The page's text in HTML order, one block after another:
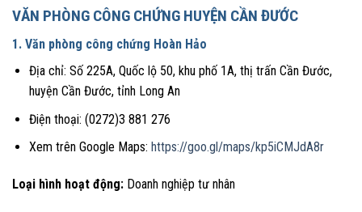
VĂN PHÒNG CÔNG CHỨNG HUYỆN CẦN ĐƯỚC
1. Văn phòng công chứng Hoàn Hảo
Địa chỉ: Số 225A, Quốc lộ 50, khu phố 1A, thị trấn Cần Đước,
huyện Cần Đước, tỉnh Long An
Điện thoại: (0272)3 881 276
Xem trên Google Maps: https://goo.gl/maps/kp5iCMJdA8r
Loại hình hoạt động: Doanh nghiệp tư nhân